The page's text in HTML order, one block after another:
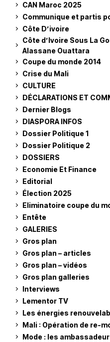
CAN Maroc 2025
Communique et partis
Côte D’ivoire
Côte d’Ivoire Sous La
Alassane Ouattara
Coupe du monde 2014
Crise du Mali
CULTURE
DÉCLARATIONS ET
Dernier Blogs
DIASPORA INFOS
Dossier Politique 1
Dossier Politique 2
DOSSIERS
Economie Et Finance
Editorial
Élection 2025
Eliminatoire coupe du
Entête
GALERIES
Gros plan
Gros plan – articles
Gros plan – vidéos
Gros plan galleries
Interviews
Lementor TV
Les énergies
Mali : Opération de re-
Mode : les